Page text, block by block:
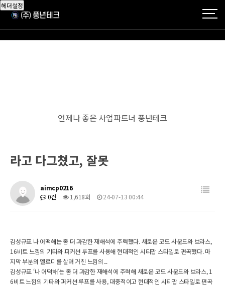
헤더설정
언제나 좋은 사업파트너 풍년테크
라고 다그쳤고, 잘못
aimcp0216
0건
1,618회 24-07-13 00:44
김성규표 나 어떡해는 좀 더 과감한 재해석에 주력했다. 새로운 코드 사운드와 브라스,
16비트 느낌의 기타와 퍼커션 루프를 사용해 현대적인 시티팝 스타일로 편곡했다. 마
지막 부분의 멜로디를 살려 거친 느낌의...
김성규표 ‘나 어떡해’는 좀 더 과감한 재해석에 주력해 새로운 코드 사운드와 브라스, 1
6비트 느낌의 기타와 퍼커션 루프를 사용, 대중적이고 현대적인 시티팝 스타일로 편곡